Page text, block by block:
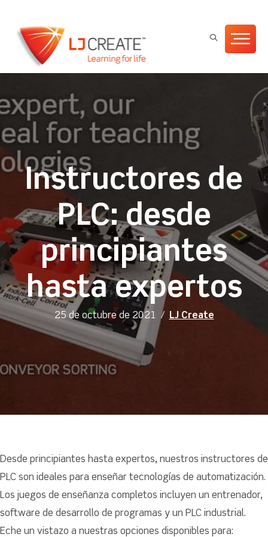
Instructores de
PLC: desde
principiantes
hasta expertos
25 de octubre de 2021 / LJ Create
Desde principiantes hasta expertos, nuestros instructores de
PLC son ideales para enseñar tecnologías de automatización.
Los juegos de enseñanza completos incluyen un entrenador,
software de desarrollo de programas y un PLC industrial.
Eche un vistazo a nuestras opciones disponibles para: